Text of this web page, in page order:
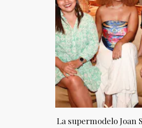
La supermodelo Joan